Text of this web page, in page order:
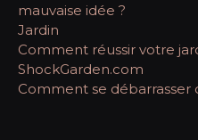
mauvaise idée ?
Jardin
Comment réussir votre
ShockGarden.com
Comment se débarrasser